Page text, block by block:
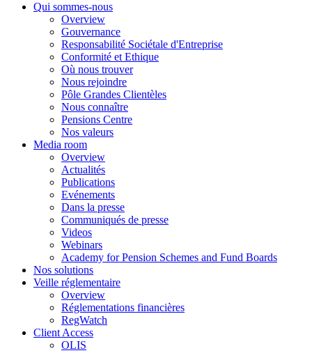
Qui sommes-nous
Overview
Gouvernance
Responsabilité Sociétale d'Entreprise
Conformité et Ethique
Où nous trouver
Nous rejoindre
Pôle Grandes Clientèles
Nous connaître
Pensions Centre
Nos valeurs
Media room
Overview
Actualités
Publications
Evénements
Dans la presse
Communiqués de presse
Videos
Webinars
Academy for Pension Schemes and Fund Boards
Nos solutions
Veille réglementaire
Overview
Réglementations financières
RegWatch
Client Access
OLIS